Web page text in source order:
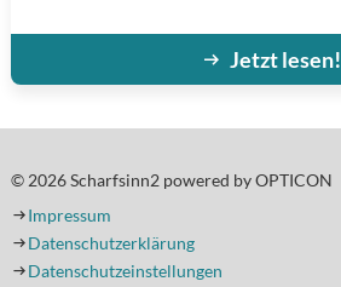
Jetzt lesen!
© 2026 Scharfsinn2 powered by OPTICON
Impressum
Datenschutzerklärung
Datenschutzeinstellungen